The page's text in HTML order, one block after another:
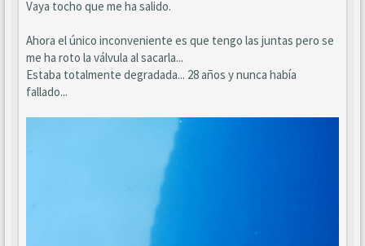
Vaya tocho que me ha salido.
Ahora el único inconveniente es que tengo las juntas pero se
me ha roto la válvula al sacarla...
Estaba totalmente degradada... 28 años y nunca había
fallado...